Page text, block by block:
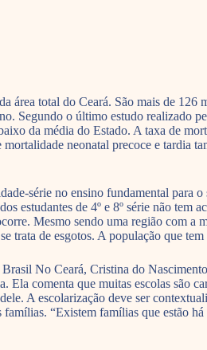
área total do Ceará. São mais de
Segundo o último estudo realizado
da média do Estado. A taxa de
neonatal precoce e tardia
série no ensino fundamental para
estudantes de 4º e 8º série não tem
Mesmo sendo uma região com a
trata de esgotos. A população que
No Ceará, Cristina do
Ela comenta que muitas escolas são
A escolarização deve ser
famílias. “Existem famílias que estão